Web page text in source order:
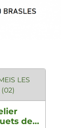
LES
(02)
de